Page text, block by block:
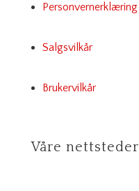
Personvernerklæring
Salgsvilkår
Brukervilkår
Våre nettsteder